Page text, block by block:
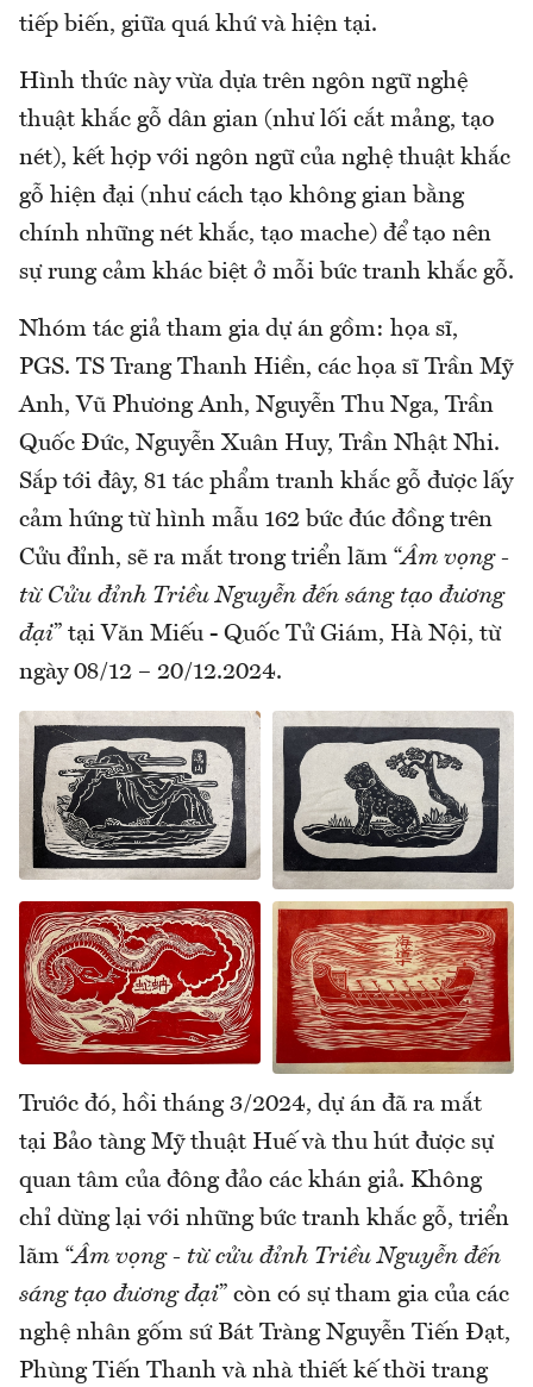
tiếp biến, giữa quá khứ và hiện tại.
Hình thức này vừa dựa trên ngôn ngữ nghệ
thuật khắc gỗ dân gian (như lối cắt mảng, tạo
nét), kết hợp với ngôn ngữ của nghệ thuật khắc
gỗ hiện đại (như cách tạo không gian bằng
chính những nét khắc, tạo mache) để tạo nên
sự rung cảm khác biệt ở mỗi bức tranh khắc gỗ.
Nhóm tác giả tham gia dự án gồm: họa sĩ,
PGS. TS Trang Thanh Hiền, các họa sĩ Trần Mỹ
Anh, Vũ Phương Anh, Nguyễn Thu Nga, Trần
Quốc Đức, Nguyễn Xuân Huy, Trần Nhật Nhi.
Sắp tới đây, 81 tác phẩm tranh khắc gỗ được lấy
cảm hứng từ hình mẫu 162 bức đúc đồng trên
Cửu đỉnh, sẽ ra mắt trong triển lãm “Âm vọng -
từ Cửu đỉnh Triều Nguyễn đến sáng tạo đương
đại” tại Văn Miếu - Quốc Tử Giám, Hà Nội, từ
ngày 08/12 – 20/12.2024.
Trước đó, hồi tháng 3/2024, dự án đã ra mắt
tại Bảo tàng Mỹ thuật Huế và thu hút được sự
quan tâm của đông đảo các khán giả. Không
chỉ dừng lại với những bức tranh khắc gỗ, triển
lãm “Âm vọng - từ cửu đỉnh Triều Nguyễn đến
sáng tạo đương đại” còn có sự tham gia của các
nghệ nhân gốm sứ Bát Tràng Nguyễn Tiến Đạt,
Phùng Tiến Thanh và nhà thiết kế thời trang